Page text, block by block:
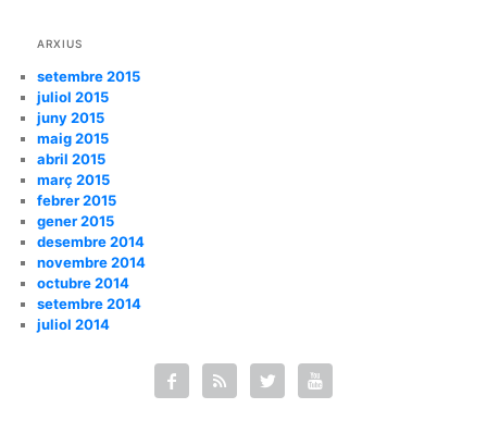
ARXIUS
setembre 2015
juliol 2015
juny 2015
maig 2015
abril 2015
març 2015
febrer 2015
gener 2015
desembre 2014
novembre 2014
octubre 2014
setembre 2014
juliol 2014
   